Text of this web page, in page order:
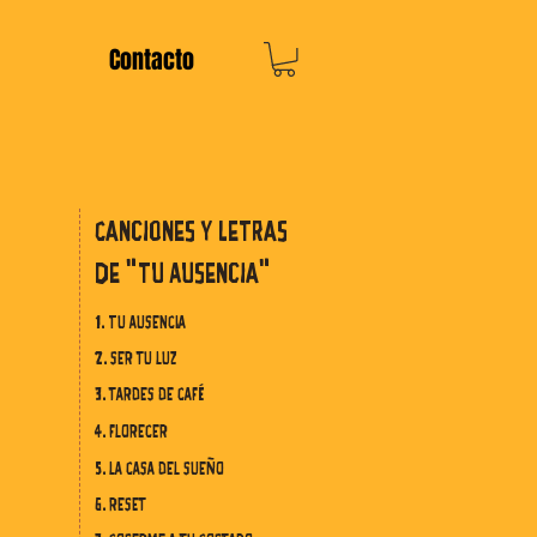
Contacto
cANCIONES Y LETRAS
DE "TU aUSENCIA"
1. Tu ausencia
2. ser tu luz
3. tardes de café
4. florecer
5. la casa del sueño
6. reset